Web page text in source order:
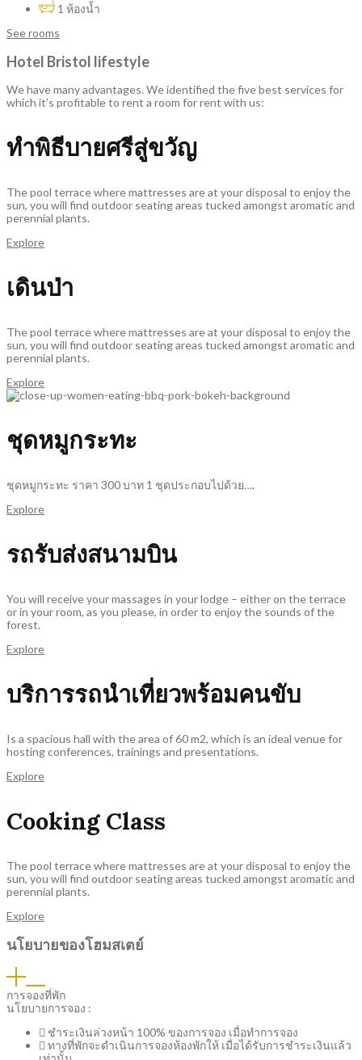
1 ห้องน้ำ
See rooms
Hotel Bristol lifestyle
We have many advantages. We identified the five best services for
which it’s profitable to rent a room for rent with us:
ทำพิธีบายศรีสู่ขวัญ
The pool terrace where mattresses are at your disposal to enjoy the
sun, you will find outdoor seating areas tucked amongst aromatic and
perennial plants.
Explore
เดินป่า
The pool terrace where mattresses are at your disposal to enjoy the
sun, you will find outdoor seating areas tucked amongst aromatic and
perennial plants.
Explore
ชุดหมูกระทะ
ชุดหมูกระทะ ราคา 300 บาท 1 ชุดประกอบไปด้วย….
Explore
รถรับส่งสนามบิน
You will receive your massages in your lodge – either on the terrace
or in your room, as you please, in order to enjoy the sounds of the
forest.
Explore
บริการรถนำเที่ยวพร้อมคนขับ
Is a spacious hall with the area of 60 m2, which is an ideal venue for
hosting conferences, trainings and presentations.
Explore
Cooking Class
The pool terrace where mattresses are at your disposal to enjoy the
sun, you will find outdoor seating areas tucked amongst aromatic and
perennial plants.
Explore
นโยบายของโฮมสเตย์
การจองที่พัก
นโยบายการจอง :
ชำระเงินล่วงหน้า 100% ของการจอง เมื่อทำการจอง
ทางที่พักจะดำเนินการจองห้องพักให้ เมื่อได้รับการชำระเงินแล้ว